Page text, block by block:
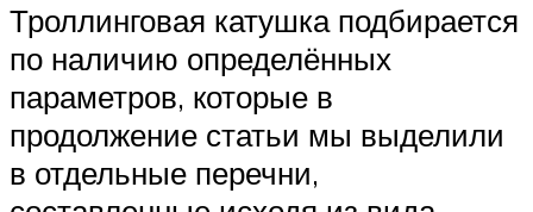
Троллинговая катушка подбирается
по наличию определённых
параметров, которые в
продолжение статьи мы выделили
в отдельные перечни,